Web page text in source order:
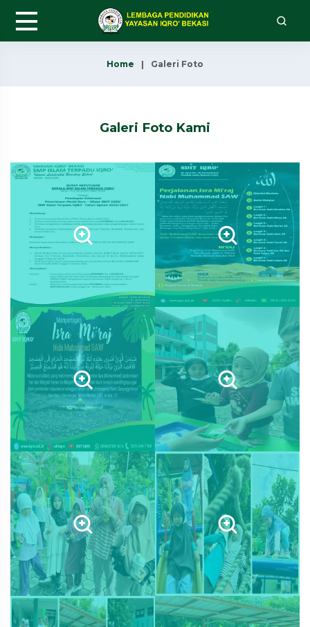
Home Galeri Foto
Galeri Foto Kami